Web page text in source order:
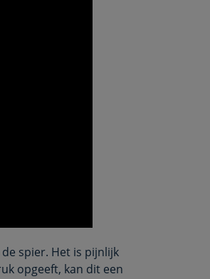
spier. Het is pijnlijk
opgeeft, kan dit een